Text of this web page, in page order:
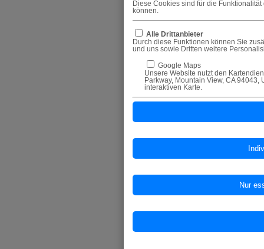
Diese Cookies sind für die
können.
Alle Drittanbieter
Durch diese Funktionen können Sie
und uns sowie Dritten weitere
Google Maps
Unsere Website nutzt den
Parkway, Mountain View, CA
interaktiven Karte.